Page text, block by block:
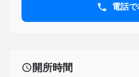
電話
開所時間